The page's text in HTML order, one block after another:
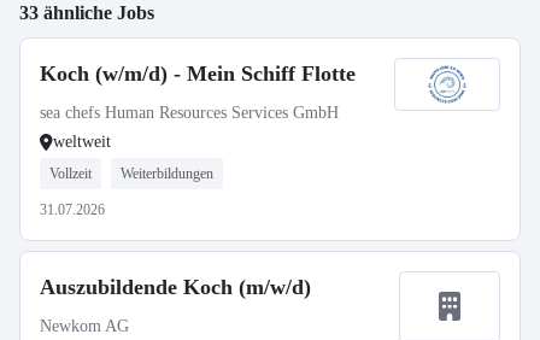
33 ähnliche Jobs
Koch (w/m/d) - Mein Schiff Flotte
sea chefs Human Resources Services GmbH
weltweit
Vollzeit Weiterbildungen
31.07.2026
Auszubildende Koch (m/w/d)
Newkom AG